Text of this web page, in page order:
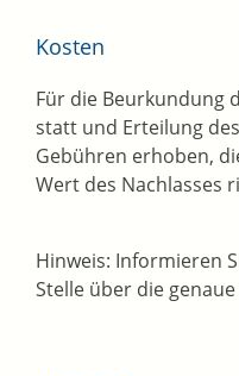
Kosten
Für die Beurkundung
statt und Erteilung
Gebühren erhoben,
Wert des Nachlasses
Hinweis: Informieren
Stelle über die